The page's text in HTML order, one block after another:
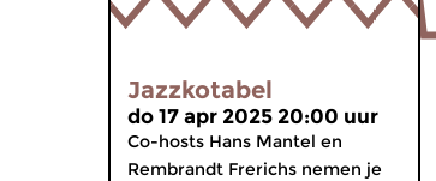
Jazzkotabel
do 17 apr 2025 20:00 uur
Co-hosts Hans Mantel en
Rembrandt Frerichs nemen je